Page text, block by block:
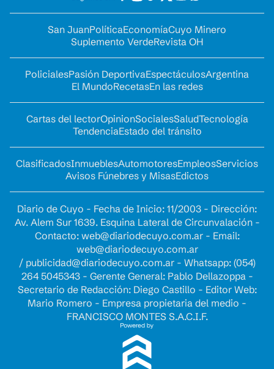
San JuanPolíticaEconomíaCuyo Minero
Suplemento VerdeRevista OH
PolicialesPasión DeportivaEspectáculosArgentina
El MundoRecetasEn las redes
Cartas del lectorOpinionSocialesSaludTecnología
TendenciaEstado del tránsito
ClasificadosInmueblesAutomotoresEmpleosServicios
Avisos Fúnebres y MisasEdictos
Diario de Cuyo - Fecha de Inicio: 11/2003 - Dirección:
Av. Alem Sur 1639. Esquina Lateral de Circunvalación -
Contacto: web@diariodecuyo.com.ar- Email:
web@diariodecuyo.com.ar
/ publicidad@diariodecuyo.com.ar- Whatsapp: (054)
264 5045343 - Gerente General: Pablo Dellazoppa -
Secretario de Redacción: Diego Castillo - Editor Web:
Mario Romero - Empresa propietaria del medio -
FRANCISCO MONTES S.A.C.I.F.